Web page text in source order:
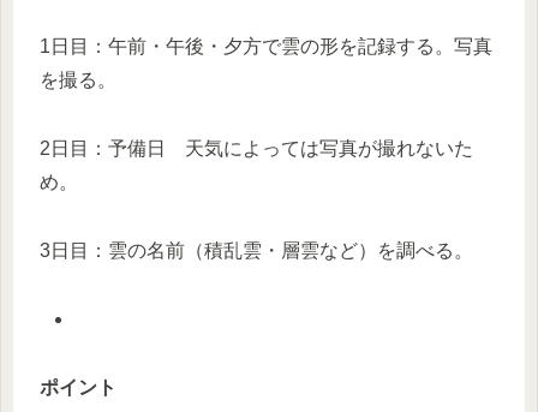
1日目：午前・午後・夕方で雲の形を記録する。写真
を撮る。
2日目：予備日 天気によっては写真が撮れないた
め。
3日目：雲の名前（積乱雲・層雲など）を調べる。
ポイント